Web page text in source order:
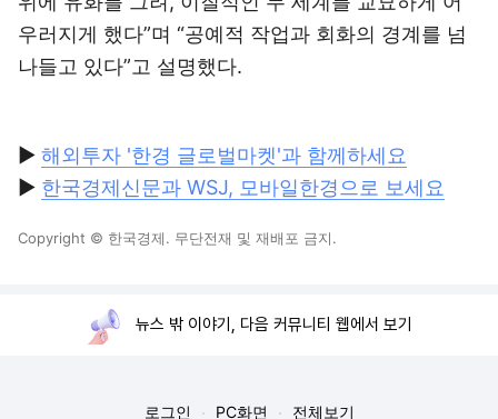
우러지게 했다”며 “공예적 작업과 회화의 경계를 넘
나들고 있다”고 설명했다.
▶ 해외투자 '한경 글로벌마켓'과 함께하세요
▶ 한국경제신문과 WSJ, 모바일한경으로 보세요
Copyright © 한국경제. 무단전재 및 재배포 금지.
뉴스 밖 이야기, 다음 커뮤니티 웹에서 보기
로그인 PC화면 전체보기